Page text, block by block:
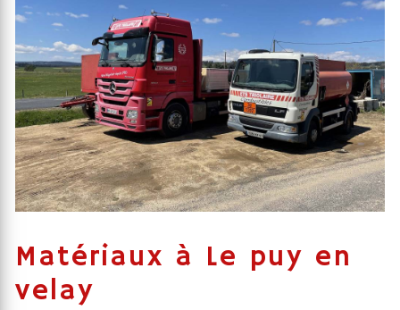
Matériaux à Le puy en
velay